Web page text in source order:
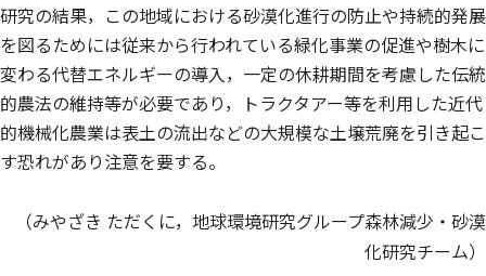
研究の結果，この地域における砂漠化進行の防止や持続的発展
を図るためには従来から行われている緑化事業の促進や樹木に
変わる代替エネルギーの導入，一定の休耕期間を考慮した伝統
的農法の維持等が必要であり，トラクタアー等を利用した近代
的機械化農業は表土の流出などの大規模な土壌荒廃を引き起こ
す恐れがあり注意を要する。
（みやざき ただくに，地球環境研究グループ森林減少・砂漠
化研究チーム）